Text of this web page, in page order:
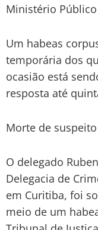
Ministério
Um habeas
temporária dos
ocasião está
resposta até
Morte de suspeito
O delegado
Delegacia de
em Curitiba, foi
meio de um